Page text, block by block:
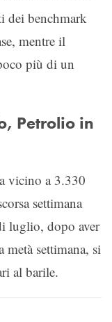
dei benchmark
mentre il
più di un
Petrolio in
vicino a 3.330
settimana
luglio, dopo aver
settimana, si
al barile.